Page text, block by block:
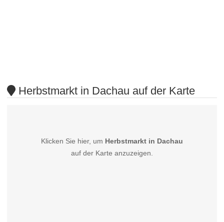
Herbstmarkt in Dachau auf der Karte
Klicken Sie hier, um Herbstmarkt in Dachau
auf der Karte anzuzeigen.